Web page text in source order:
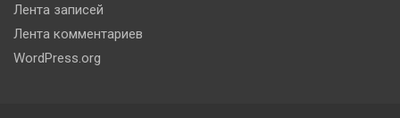
Лента записей
Лента комментариев
WordPress.org